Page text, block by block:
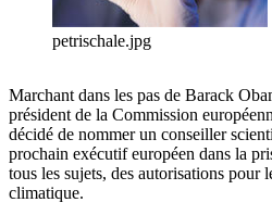
petrischale.jpg
Marchant dans les pas de Barack
président de la Commission
décidé de nommer un conseiller
prochain exécutif européen dans la
tous les sujets, des autorisations pour
climatique.